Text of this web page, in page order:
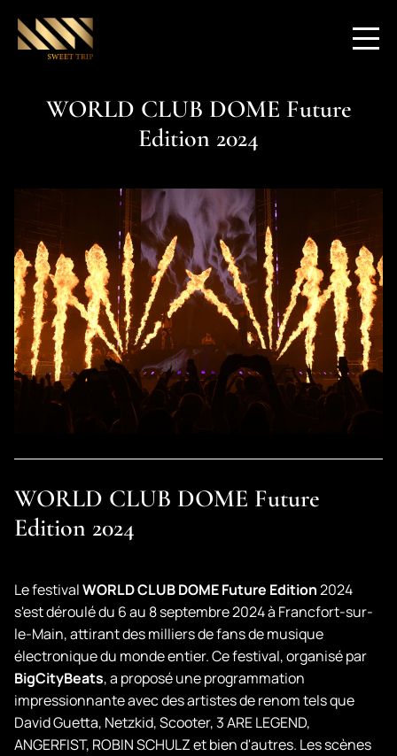
WORLD CLUB DOME Future
Edition 2024
WORLD CLUB DOME Future
Edition 2024
Le festivalWORLD CLUB DOME Future Edition2024
s'est déroulé du 6 au 8 septembre 2024 à Francfort-sur-
le-Main, attirant des milliers de fans de musique
électronique du monde entier. Ce festival, organisé par
BigCityBeats, a proposé une programmation
impressionnante avec des artistes de renom tels que
David Guetta, Netzkid, Scooter, 3 ARE LEGEND,
ANGERFIST, ROBIN SCHULZ et bien d'autres. Les scènes